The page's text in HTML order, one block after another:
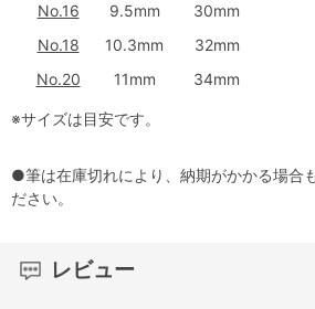
No.16
9.5mm
30mm
No.18
10.3mm
32mm
No.20
11mm 34mm
※サイズは目安です。
●筆は在庫切れにより、納期がかかる場合
ださい。
レビュー